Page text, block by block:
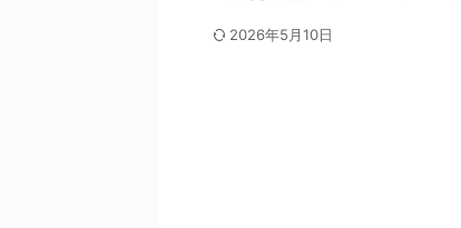
2026年5月10日